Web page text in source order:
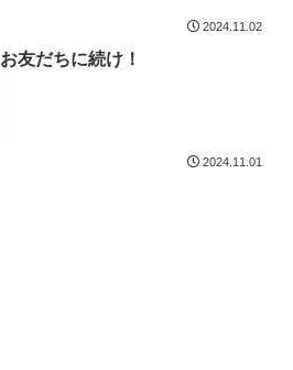
2024.11.02
お友だちに続け！
2024.11.01